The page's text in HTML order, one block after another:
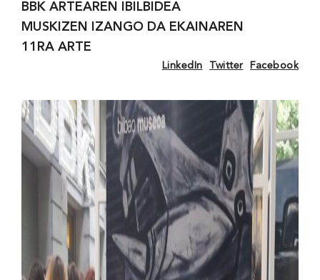
BBK ARTEAREN IBILBIDEA
MUSKIZEN IZANGO DA EKAINAREN
11RA ARTE
LinkedIn Twitter Facebook